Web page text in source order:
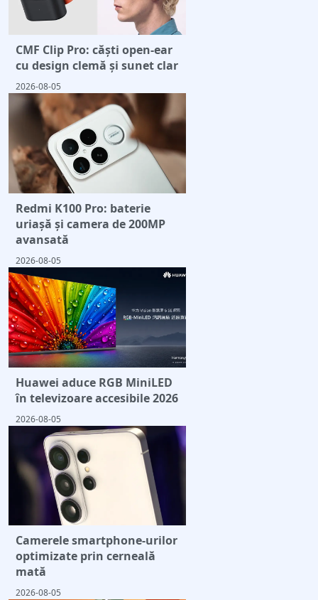
CMF Clip Pro: căști open-ear
cu design clemă și sunet clar
2026-08-05
Redmi K100 Pro: baterie
uriașă și camera de 200MP
avansată
2026-08-05
Huawei aduce RGB MiniLED
în televizoare accesibile 2026
2026-08-05
Camerele smartphone-urilor
optimizate prin cerneală
mată
2026-08-05